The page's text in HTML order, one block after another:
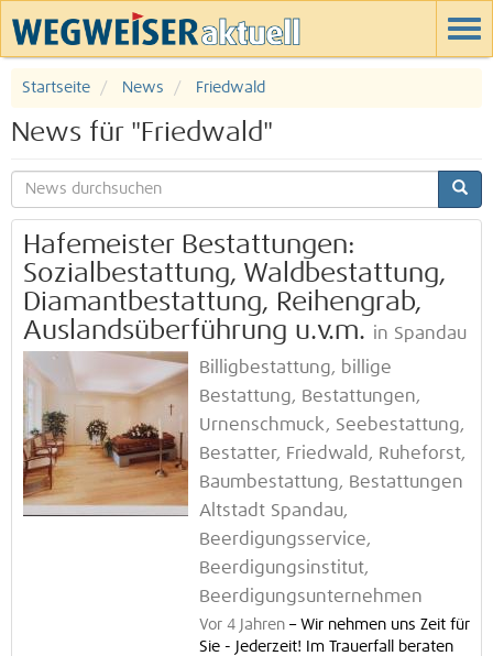
Startseite News Friedwald
News für "Friedwald"
Hafemeister Bestattungen:
Sozialbestattung, Waldbestattung,
Diamantbestattung, Reihengrab,
Auslandsüberführung u.v.m. in Spandau
Billigbestattung, billige
Bestattung, Bestattungen,
Urnenschmuck, Seebestattung,
Bestatter, Friedwald, Ruheforst,
Baumbestattung, Bestattungen
Altstadt Spandau,
Beerdigungsservice,
Beerdigungsinstitut,
Beerdigungsunternehmen
Vor 4 Jahren – Wir nehmen uns Zeit für
Sie - Jederzeit! Im Trauerfall beraten